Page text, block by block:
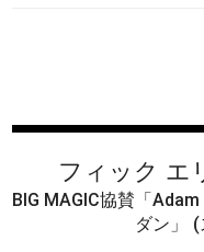
フィック エ
BIG MAGIC協賛「
ダン」
(